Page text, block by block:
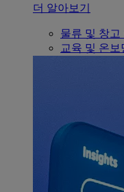
더 알아보기
물류 및 창고
교육 및 온보